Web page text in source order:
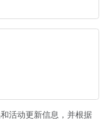
活动更新信息，并根据